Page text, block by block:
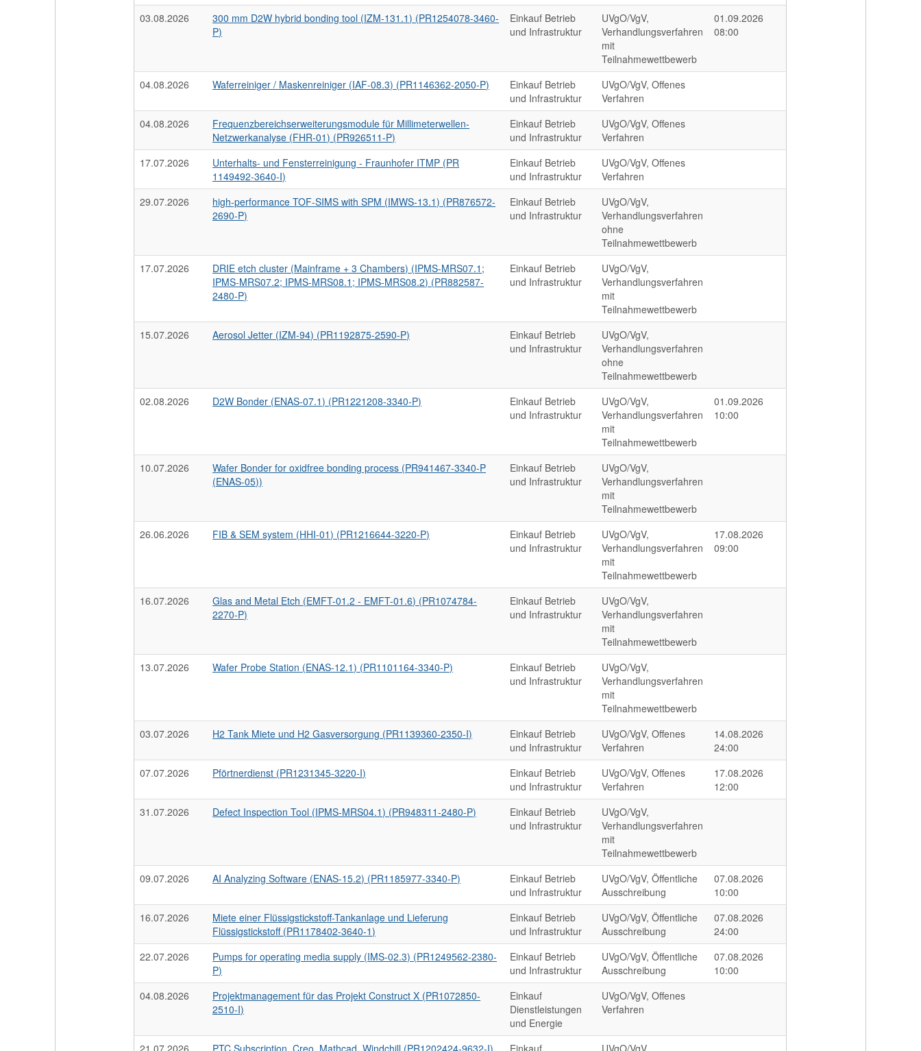
03.08.2026
300 mm D2W hybrid bonding tool (IZM-131.1) (PR1254078-3460-
P)
Einkauf Betrieb
und Infrastruktur
UVgO/VgV,
Verhandlungsverfahren
mit
Teilnahmewettbewerb
01.09.2026
08:00
04.08.2026 Waferreiniger / Maskenreiniger (IAF-08.3) (PR1146362-2050-P)
Einkauf Betrieb
und Infrastruktur
UVgO/VgV, Offenes
Verfahren
04.08.2026
Frequenzbereichserweiterungsmodule für Millimeterwellen-
Netzwerkanalyse (FHR-01) (PR926511-P)
Einkauf Betrieb
und Infrastruktur
UVgO/VgV, Offenes
Verfahren
17.07.2026
Unterhalts- und Fensterreinigung - Fraunhofer ITMP (PR
1149492-3640-I)
Einkauf Betrieb
und Infrastruktur
UVgO/VgV, Offenes
Verfahren
29.07.2026
high-performance TOF-SIMS with SPM (IMWS-13.1) (PR876572-
2690-P)
Einkauf Betrieb
und Infrastruktur
UVgO/VgV,
Verhandlungsverfahren
ohne
Teilnahmewettbewerb
17.07.2026
DRIE etch cluster (Mainframe + 3 Chambers) (IPMS-MRS07.1;
IPMS-MRS07.2; IPMS-MRS08.1; IPMS-MRS08.2) (PR882587-
2480-P)
Einkauf Betrieb
und Infrastruktur
UVgO/VgV,
Verhandlungsverfahren
mit
Teilnahmewettbewerb
15.07.2026
Aerosol Jetter (IZM-94) (PR1192875-2590-P)
Einkauf Betrieb
und Infrastruktur
UVgO/VgV,
Verhandlungsverfahren
ohne
Teilnahmewettbewerb
02.08.2026
D2W Bonder (ENAS-07.1) (PR1221208-3340-P)
Einkauf Betrieb
und Infrastruktur
UVgO/VgV,
Verhandlungsverfahren
mit
Teilnahmewettbewerb
01.09.2026
10:00
10.07.2026
Wafer Bonder for oxidfree bonding process (PR941467-3340-P
(ENAS-05))
Einkauf Betrieb
und Infrastruktur
UVgO/VgV,
Verhandlungsverfahren
mit
Teilnahmewettbewerb
26.06.2026
FIB & SEM system (HHI-01) (PR1216644-3220-P)
Einkauf Betrieb
und Infrastruktur
UVgO/VgV,
Verhandlungsverfahren
mit
Teilnahmewettbewerb
17.08.2026
09:00
16.07.2026
Glas and Metal Etch (EMFT-01.2 - EMFT-01.6) (PR1074784-
2270-P)
Einkauf Betrieb
und Infrastruktur
UVgO/VgV,
Verhandlungsverfahren
mit
Teilnahmewettbewerb
13.07.2026
Wafer Probe Station (ENAS-12.1) (PR1101164-3340-P)
Einkauf Betrieb
und Infrastruktur
UVgO/VgV,
Verhandlungsverfahren
mit
Teilnahmewettbewerb
03.07.2026
H2 Tank Miete und H2 Gasversorgung (PR1139360-2350-I)
Einkauf Betrieb
und Infrastruktur
UVgO/VgV, Offenes
Verfahren
14.08.2026
24:00
07.07.2026
Pförtnerdienst (PR1231345-3220-I)
Einkauf Betrieb
und Infrastruktur
UVgO/VgV, Offenes
Verfahren
17.08.2026
12:00
31.07.2026
Defect Inspection Tool (IPMS-MRS04.1) (PR948311-2480-P)
Einkauf Betrieb
und Infrastruktur
UVgO/VgV,
Verhandlungsverfahren
mit
Teilnahmewettbewerb
09.07.2026
AI Analyzing Software (ENAS-15.2) (PR1185977-3340-P)
Einkauf Betrieb
und Infrastruktur
UVgO/VgV, Öffentliche
Ausschreibung
07.08.2026
10:00
16.07.2026
Miete einer Flüssigstickstoff-Tankanlage und Lieferung
Flüssigstickstoff (PR1178402-3640-1)
Einkauf Betrieb
und Infrastruktur
UVgO/VgV, Öffentliche
Ausschreibung
07.08.2026
24:00
22.07.2026
Pumps for operating media supply (IMS-02.3) (PR1249562-2380-
P)
Einkauf Betrieb
und Infrastruktur
UVgO/VgV, Öffentliche
Ausschreibung
07.08.2026
10:00
04.08.2026
Projektmanagement für das Projekt Construct X (PR1072850-
2510-I)
Einkauf
Dienstleistungen
und Energie
UVgO/VgV, Offenes
Verfahren
21.07.2026 PTC Subscription, Creo, Mathcad, Windchill (PR1202424-9632-I) Einkauf UVgO/VgV,